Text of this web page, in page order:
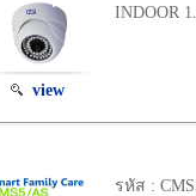
view
INDOOR
รหัส :